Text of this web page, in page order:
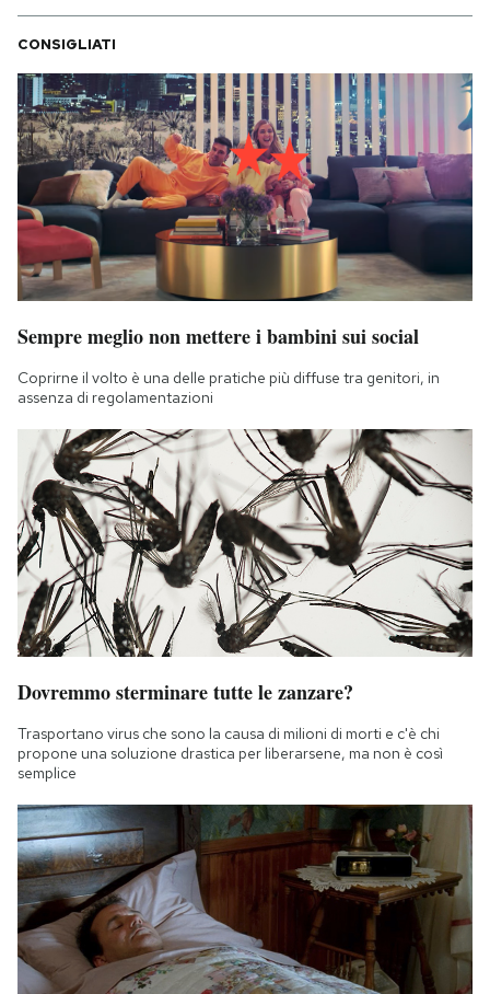
CONSIGLIATI
Sempre meglio non mettere i bambini sui social
Coprirne il volto è una delle pratiche più diffuse tra genitori, in
assenza di regolamentazioni
Dovremmo sterminare tutte le zanzare?
Trasportano virus che sono la causa di milioni di morti e c'è chi
propone una soluzione drastica per liberarsene, ma non è così
semplice